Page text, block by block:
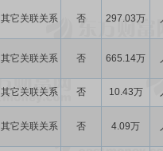
其它关联关系 否 297.03万
其它关联关系 否 665.14万
其它关联关系 否 10.43万
其它关联关系 否 4.09万